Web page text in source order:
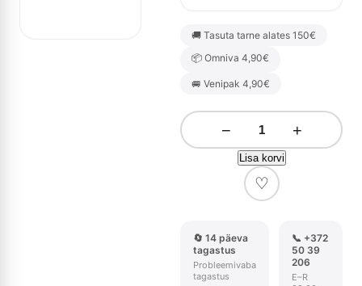
🚚 Tasuta tarne alates 150€
📦 Omniva 4,90€
🚐 Venipak 4,90€
− +
Lisa korvi
♡
🔄 14 päeva
tagastus
Probleemivaba
tagastus
📞 +372
50 39
206
E–R